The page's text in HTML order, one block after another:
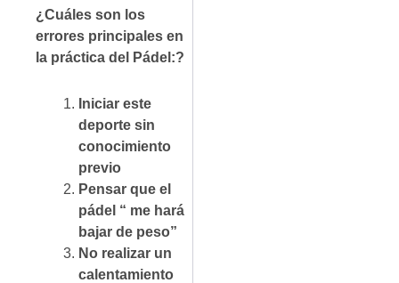
¿Cuáles son los
errores principales en
la práctica del Pádel:?
Iniciar este
deporte sin
conocimiento
previo
Pensar que el
pádel “ me hará
bajar de peso”
No realizar un
calentamiento